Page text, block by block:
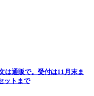
は通販で。受付は11月末ま
ットまで